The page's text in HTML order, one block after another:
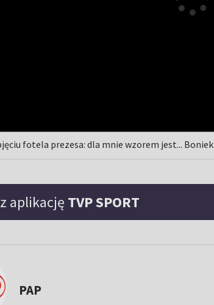
fotela prezesa: dla mnie wzorem jest... Boniek
aplikację TVP SPORT
PAP